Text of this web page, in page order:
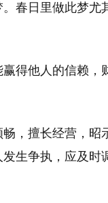
春日里做此梦尤
得他人的信赖，
，擅长经营，昭
生争执，应及时